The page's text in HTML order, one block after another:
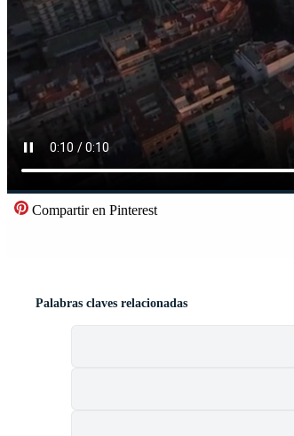
Compartir en Pinterest
Palabras claves relacionadas